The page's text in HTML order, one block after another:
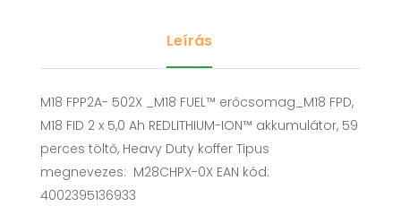
Leírás
M18 FPP2A- 502X _M18 FUEL™ erőcsomag_M18 FPD,
M18 FID 2 x 5,0 Ah REDLITHIUM-ION™ akkumulátor, 59
perces töltő, Heavy Duty koffer Tipus
megnevezes: M28CHPX-0X EAN kód:
4002395136933